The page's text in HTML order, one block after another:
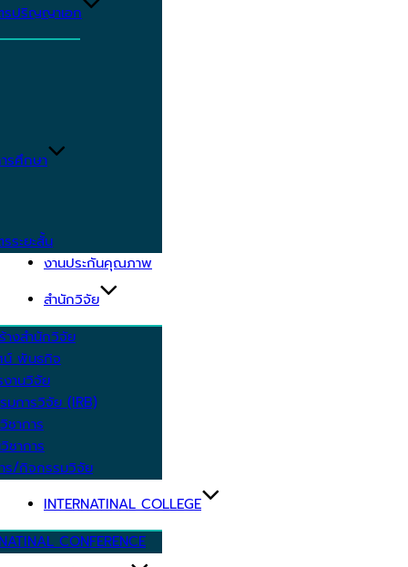
รปริญญาเอก
รศึกษา
ระยะสั้น
งานประกันคุณภาพ
สำนักวิจัย
างสำนักวิจัย
น์ พันธกิจ
งานวิจัย
มการวิจัย (IRB)
ชาการ
ชาการ
ร/กิจกรรมวิจัย
INTERNATINAL COLLEGE
CONFERENCE